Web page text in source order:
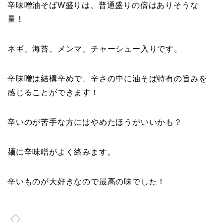
辛味噌油そばW盛りは、普通盛りの倍はありそうな
量！
ネギ、海苔、メンマ、チャーシュー入りです。
辛味噌は結構辛めで、辛さの中に油そば特有の旨みを
感じることができます！
辛いのが苦手な方にはやめたほうがいいかも？
麺に辛味噌がよく絡みます。
辛いものが大好きなので最高の味でした！